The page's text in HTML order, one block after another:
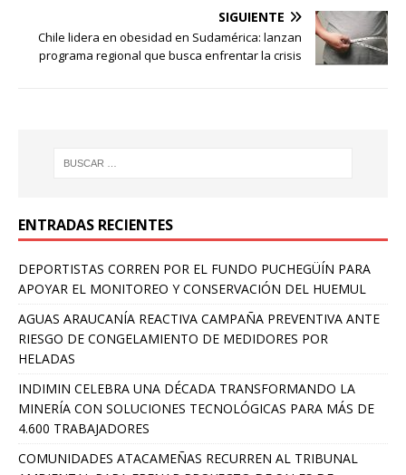
SIGUIENTE
Chile lidera en obesidad en Sudamérica: lanzan
programa regional que busca enfrentar la crisis
ENTRADAS RECIENTES
DEPORTISTAS CORREN POR EL FUNDO PUCHEGÜÍN PARA
APOYAR EL MONITOREO Y CONSERVACIÓN DEL HUEMUL
AGUAS ARAUCANÍA REACTIVA CAMPAÑA PREVENTIVA ANTE
RIESGO DE CONGELAMIENTO DE MEDIDORES POR
HELADAS
INDIMIN CELEBRA UNA DÉCADA TRANSFORMANDO LA
MINERÍA CON SOLUCIONES TECNOLÓGICAS PARA MÁS DE
4.600 TRABAJADORES
COMUNIDADES ATACAMEÑAS RECURREN AL TRIBUNAL